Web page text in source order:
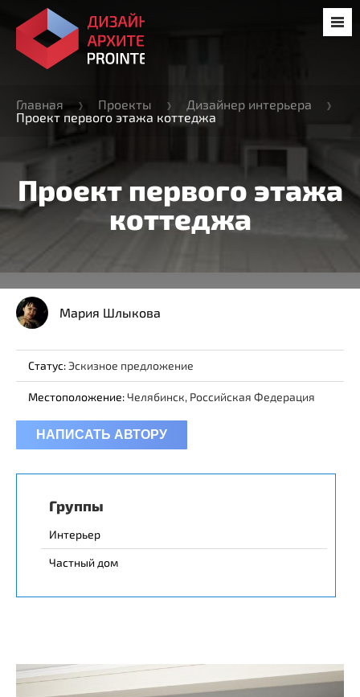
Главная Проекты
Дизайнер интерьера
Проект первого этажа коттеджа
Проект первого этажа
коттеджа
Мария Шлыкова
Статус:Эскизное предложение
Местоположение:Челябинск, Российская Федерация
НАПИСАТЬ АВТОРУ
Группы
Интерьер
Частный дом